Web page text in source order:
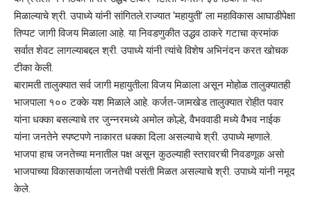
मिळाल्याचे श्री. उपाध्ये यांनी सांगितले.राज्यात ‘महायुती’ ला महाविकास आघाडीपेक्षा
तिप्पट जागी विजय मिळाला आहे. या निवडणुकीत उद्धव ठाकरे गटाचा क्रमांक
सर्वात शेवट लागल्याबद्दल श्री. उपाध्ये यांनी त्यांचे विशेष अभिनंदन करत खोचक
टीका केली.
बारामती तालुक्यात सर्व जागी महायुतीला विजय मिळाला असून मोहोळ तालुक्यातही
भाजपाला १०० टक्के यश मिळाले आहे. कर्जत-जामखेड तालुक्यात रोहीत पवार
यांना धक्का बसल्याचे तर जुन्नरमध्ये अमोल कोल्हे, वैभववाडी मध्ये वैभव नाईक
यांना जनतेने स्पष्टपणे नाकारत धक्का दिला असल्याचे श्री. उपाध्ये म्हणाले.
भाजपा हाच जनतेच्या मनातील पक्ष असून कुठल्याही स्तरावरची निवडणूक असो
भाजपाच्या विकासकार्याला जनतेची पसंती मिळत असल्याचे श्री. उपाध्ये यांनी नमूद
केले.